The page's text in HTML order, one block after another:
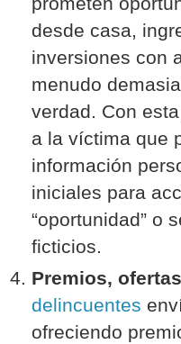
desde casa,
inversiones con
menudo
verdad. Con
a la víctima que
información
iniciales para
“oportunidad” o
ficticios.
Premios,
delincuentes
ofreciendo